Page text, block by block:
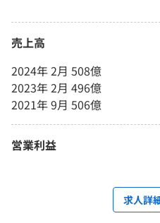
売上高
2024年 2月 508億
2023年 2月 496億
2021年 9月 506億
営業利益
求人詳